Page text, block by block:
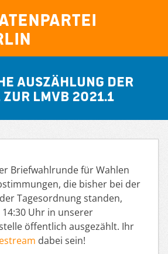
Auszählung der
LMVB 2021.1
Briefwahlrunde für Wahlen
die bisher bei der
Tagesordnung standen,
Uhr in unserer
öffentlich ausgezählt. Ihr
dabei sein!